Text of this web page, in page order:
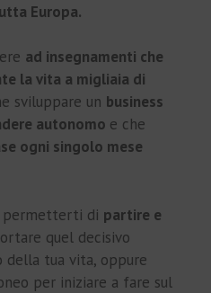
Europa.
ad insegnamenti che
la vita a migliaia di
sviluppare un business
autonomo e che
ogni singolo mese
permetterti di partire e
quel decisivo
della tua vita, oppure
per iniziare a fare sul